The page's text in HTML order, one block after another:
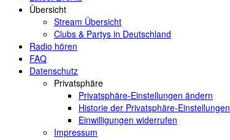
Übersicht
Stream Übersicht
Clubs & Partys in Deutschland
Radio hören
FAQ
Datenschutz
Privatsphäre
Privatsphäre-Einstellungen ändern
Historie der Privatsphäre-Einstellungen
Einwilligungen widerrufen
Impressum